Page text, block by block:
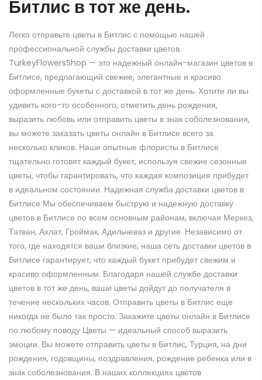
Битлис в тот же день.
Легко отправьте цветы в Битлис с помощью нашей
профессиональной службы доставки цветов.
TurkeyFlowersShop — это надежный онлайн-магазин цветов в
Битлисе, предлагающий свежие, элегантные и красиво
оформленные букеты с доставкой в тот же день. Хотите ли вы
удивить кого-то особенного, отметить день рождения,
выразить любовь или отправить цветы в знак соболезнования,
вы можете заказать цветы онлайн в Битлисе всего за
несколько кликов. Наши опытные флористы в Битлисе
тщательно готовят каждый букет, используя свежие сезонные
цветы, чтобы гарантировать, что каждая композиция прибудет
в идеальном состоянии. Надежная служба доставки цветов в
Битлисе Мы обеспечиваем быструю и надежную доставку
цветов в Битлисе по всем основным районам, включая Меркез,
Татван, Ахлат, Гроймак, Адильчеваз и другие. Независимо от
того, где находятся ваши близкие, наша сеть доставки цветов в
Битлисе гарантирует, что каждый букет прибудет свежим и
красиво оформленным. Благодаря нашей службе доставки
цветов в тот же день, ваши цветы дойдут до получателя в
течение нескольких часов. Отправить цветы в Битлис еще
никогда не было так просто. Закажите цветы онлайн в Битлисе
по любому поводу Цветы — идеальный способ выразить
эмоции. Вы можете отправить цветы в Битлис, Турция, на дни
рождения, годовщины, поздравления, рождение ребенка или в
знак соболезнования. В наших коллекциях цветов